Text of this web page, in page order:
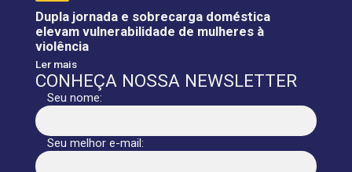
Dupla jornada e sobrecarga doméstica
elevam vulnerabilidade de mulheres à
violência
Ler mais
CONHEÇA NOSSA NEWSLETTER
Seu nome:
Seu melhor e-mail: